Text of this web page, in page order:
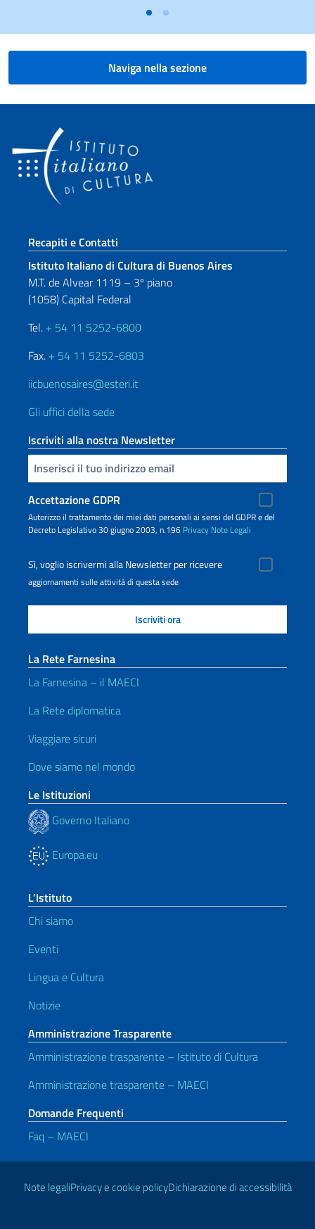
Naviga nella sezione
Sezione footer
Recapiti e Contatti
Istituto Italiano di Cultura di Buenos Aires
M.T. de Alvear 1119 – 3º piano
(1058) Capital Federal
Tel. + 54 11 5252-6800
Fax. + 54 11 5252-6803
iicbuenosaires@esteri.it
Gli uffici della sede
Iscriviti alla nostra Newsletter
Inserisci la tua email
Accettazione GDPR
Autorizzo il trattamento dei miei dati personali ai sensi del GDPR e del
Decreto Legislativo 30 giugno 2003, n.196 Privacy Note Legali
Sì, voglio iscrivermi alla Newsletter per ricevere
aggiornamenti sulle attività di questa sede
La Rete Farnesina
La Farnesina – il MAECI
La Rete diplomatica
Viaggiare sicuri
Dove siamo nel mondo
Le Istituzioni
Governo Italiano
Europa.eu
L’Istituto
Chi siamo
Eventi
Lingua e Cultura
Notizie
Amministrazione Trasparente
Amministrazione trasparente – Istituto di Cultura
Amministrazione trasparente – MAECI
Domande Frequenti
Faq – MAECI
Link Utili
Note legaliPrivacy e cookie policyDichiarazione di accessibilità